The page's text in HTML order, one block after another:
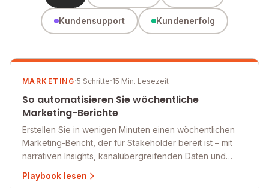
Kundensupport Kundenerfolg
MARKETING·5 Schritte·15 Min. Lesezeit
So automatisieren Sie wöchentliche
Marketing-Berichte
Erstellen Sie in wenigen Minuten einen wöchentlichen
Marketing-Bericht, der für Stakeholder bereit ist – mit
narrativen Insights, kanalübergreifenden Daten und
Querri.
Playbook lesen